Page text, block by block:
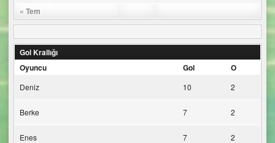
« Tem
Gol Krallığı
Oyuncu
Gol O
Deniz 10 2
Berke 7 2
Enes 7 2